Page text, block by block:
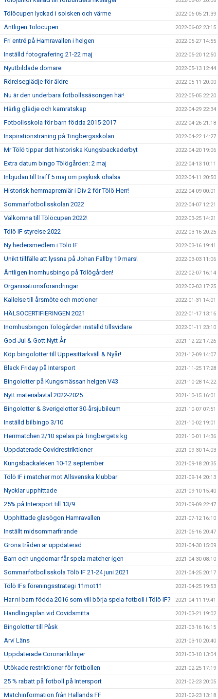
Tölöcupen lyckad i solsken och värme 2022-06-05 21:39
Äntligen Tölöcupen 2022-06-02 23:15
Fri entré på Hamravallen i helgen 2022-05-27 14:55
Inställd fotografering 21-22 maj 2022-05-20 12:50
Nyutbildade domare 2022-05-13 12:44
Rörelseglädje för äldre 2022-05-11 20:00
Nu är den underbara fotbollssäsongen här! 2022-05-05 22:20
Härlig glädje och kamratskap 2022-04-29 22:34
Fotbollsskola för barn födda 2015-2017 2022-04-26 21:18
Inspirationsträning på Tingbergsskolan 2022-04-22 14:27
Mr Tölö tippar det historiska Kungsbackaderbyt 2022-04-20 19:06
Extra datum bingo Tölögården: 2 maj 2022-04-13 10:11
Inbjudan till träff 5 maj om psykisk ohälsa 2022-04-11 20:50
Historisk hemmapremiär i Div 2 för Tölö Herr! 2022-04-09 00:01
Sommarfotbollsskolan 2022 2022-04-07 12:21
Välkomna till Tölöcupen 2022! 2022-03-25 14:21
Tölö IF styrelse 2022 2022-03-16 20:25
Ny hedersmedlem i Tölö IF 2022-03-16 19:41
Unikt tillfälle att lyssna på Johan Fallby 19 mars! 2022-03-03 11:06
Äntligen Inomhusbingo på Tölögården! 2022-02-07 16:14
Organisationsförändringar 2022-02-03 17:25
Kallelse till årsmöte och motioner 2022-01-31 14:01
HÄLSOCERTIFIERINGEN 2021 2022-01-17 13:16
Inomhusbingon Tölögården inställd tillsvidare 2022-01-11 23:10
God Jul & Gott Nytt År 2021-12-22 17:26
Köp bingolotter till Uppesittarkväll & Nyår! 2021-12-09 14:07
Black Friday på Intersport 2021-11-25 17:28
Bingolotter på Kungsmässan helgen V43 2021-10-28 14:22
Nytt materialavtal 2022-2025 2021-10-15 16:01
Bingolotter & Sverigelotter 30-årsjubileum 2021-10-07 07:51
Inställd bilbingo 3/10 2021-10-02 19:01
Herrmatchen 2/10 spelas på Tingbergets kg 2021-10-01 14:36
Uppdaterade Covidrestriktioner 2021-09-30 14:03
Kungsbackaleken 10-12 september 2021-09-18 20:35
Tölö IF i matcher mot Allsvenska klubbar 2021-09-14 20:13
Nycklar upphittade 2021-09-10 15:40
25% på Intersport till 13/9 2021-09-09 22:47
Upphittade glasögon Hamravallen 2021-07-12 16:10
Inställt midsommarfirande 2021-06-16 20:47
Gröna tråden är uppdaterad 2021-04-30 15:09
Barn och ungdomar får spela matcher igen 2021-04-30 08:10
Sommarfotbollsskola Tölö IF 21-24 juni 2021 2021-04-25 20:17
Tölö IFs föreningsstrategi 11mot11 2021-04-25 19:53
Har ni barn födda 2016 som vill börja spela fotboll i Tölö IF? 2021-04-11 19:41
Handlingsplan vid Covidsmitta 2021-03-21 19:02
Bingolotter till Påsk 2021-03-16 16:15
Arvi Läns 2021-03-10 20:40
Uppdaterade Coronariktlinjer 2021-03-10 13:04
Utökade restriktioner för fotbollen 2021-02-25 17:19
25 % rabatt på fotboll på Intersport 2021-02-23 20:05
Matchinformation från Hallands FF 2021-02-23 13:18